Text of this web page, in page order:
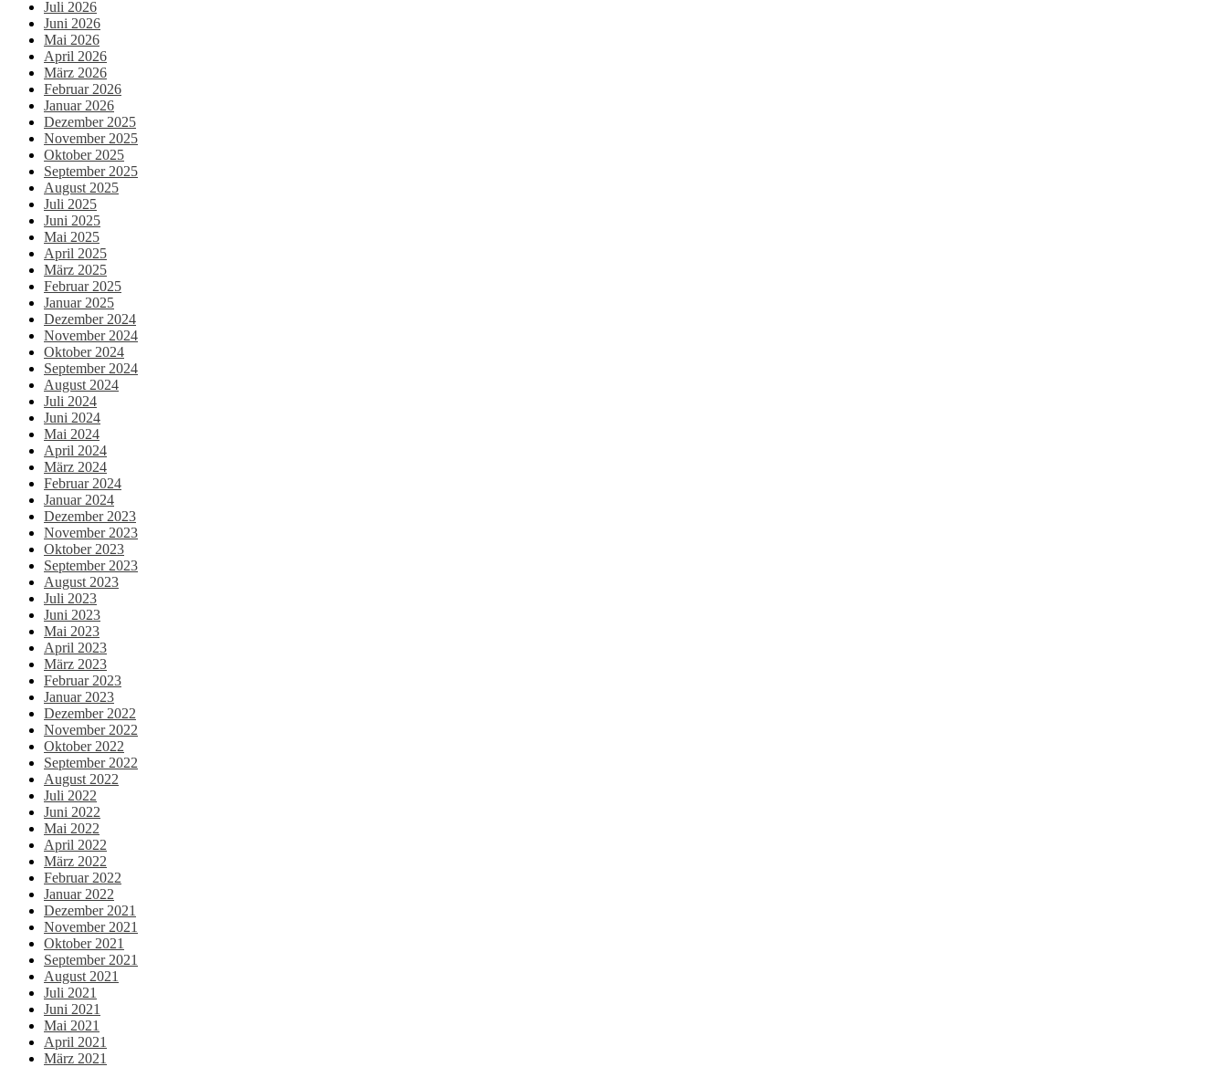
Juli 2026
Juni 2026
Mai 2026
April 2026
März 2026
Februar 2026
Januar 2026
Dezember 2025
November 2025
Oktober 2025
September 2025
August 2025
Juli 2025
Juni 2025
Mai 2025
April 2025
März 2025
Februar 2025
Januar 2025
Dezember 2024
November 2024
Oktober 2024
September 2024
August 2024
Juli 2024
Juni 2024
Mai 2024
April 2024
März 2024
Februar 2024
Januar 2024
Dezember 2023
November 2023
Oktober 2023
September 2023
August 2023
Juli 2023
Juni 2023
Mai 2023
April 2023
März 2023
Februar 2023
Januar 2023
Dezember 2022
November 2022
Oktober 2022
September 2022
August 2022
Juli 2022
Juni 2022
Mai 2022
April 2022
März 2022
Februar 2022
Januar 2022
Dezember 2021
November 2021
Oktober 2021
September 2021
August 2021
Juli 2021
Juni 2021
Mai 2021
April 2021
März 2021